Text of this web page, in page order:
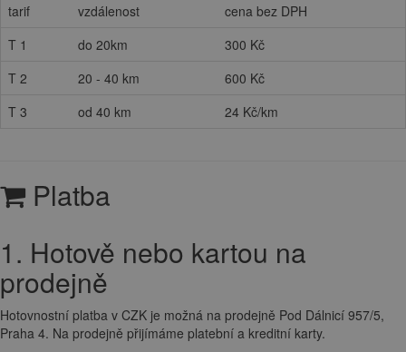
tarif
vzdálenost
cena bez DPH
T 1
do 20km
300 Kč
T 2
20 - 40 km
600 Kč
T 3
od 40 km 24 Kč/km
Platba
1. Hotově nebo kartou na
prodejně
Hotovnostní platba v CZK je možná na prodejně Pod Dálnicí 957/5,
Praha 4. Na prodejně přijímáme platební a kreditní karty.